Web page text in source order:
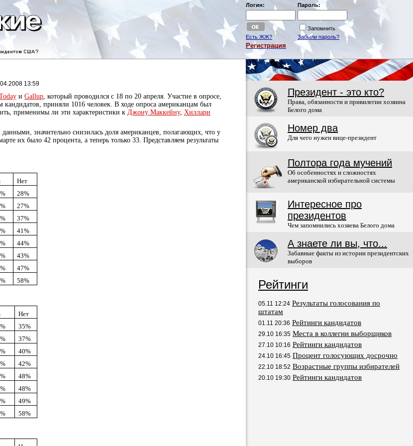
Логин: Пароль:
Запомнить
Есть ЖЖ?
Забыли пароль?
Регистрация
13:59
и Gallup, который проводился с 18 по 20 апреля. Участие в опросе,
приняли 1016 человек. В ходе опроса американцам был
применимы ли эти характеристики к Джону Маккейну, Хиллари
значительно снизилась доля американцев, полагающих, что у
их было 42 процента, а теперь только 33. Представляем результаты
Нет
28%
27%
37%
41%
44%
43%
47%
58%
Нет
35%
37%
40%
42%
48%
48%
49%
58%
Президент - это кто?
Права, обязанности и привилегии хозяина
Белого дома
Номер два
Для чего нужен вице-президент
Полтора года мучений
Об особенностях и сложностях
американской избирательной системы
Интересное про
президентов
Чем запомнились хозяева Белого дома
А знаете ли вы, что...
Забавные факты из истории президентских
выборов
Рейтинги
05.11 12:24 Результаты голосования по
штатам
01.11 20:36 Рейтинги кандидатов
29.10 16:35 Места в коллегии выборщиков
27.10 10:16 Рейтинги кандидатов
24.10 16:45 Процент голосующих досрочно
22.10 18:52 Возрастные группы избирателей
20.10 19:30 Рейтинги кандидатов